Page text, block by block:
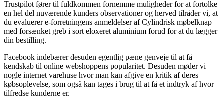
Trustpilot fører til fuldkommen fornemme muligheder for at fortolke
en hel del nuværende kunders observationer og herved tilråder vi, at
du evaluerer e-forretningens anmeldelser af Cylindrisk møbelknap
med forsænket greb i sort eloxeret aluminium forud for at du lægger
din bestilling.
Facebook indebærer desuden egentlig pæne genveje til at få
kendskab til online webshoppens popularitet. Desuden møder vi
nogle internet varehuse hvor man kan afgive en kritik af deres
købsoplevelse, som også kan tages i brug til at få et indtryk af hvor
tilfredse kunderne er.